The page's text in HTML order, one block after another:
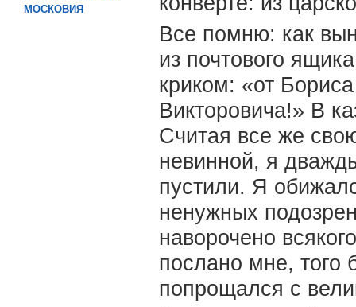
МОСКОВИЯ
Все помню: как
из почтового
криком: «от
Викторовича!» В
Считая все же
невинной, я
пустили. Я
ненужных
наворочено
послано мне, того
попрощался с